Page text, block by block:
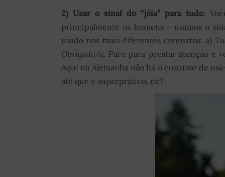
2) Usar o sinal do “jóia” para tudo:
principalmente os homens – usamos o
usado nos mais diferentes contextos: a)
Obrigado/a. Pare para prestar atenção e
Aqui na Alemanha não há o costume de
até que é superprático, né?